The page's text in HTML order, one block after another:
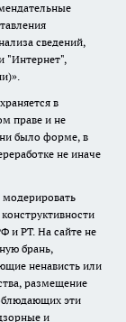
сведений,
"Интернет",
в
праве и не
было форме, в
не иначе
модерировать
и РТ. На сайте не
брань,
ненависть или
размещение
эти
и